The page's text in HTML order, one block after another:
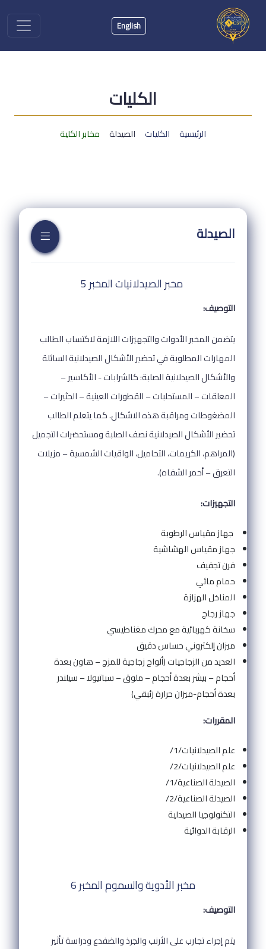
English
الكليات
الرئيسية الكليات الصيدلة مخابر الكلية
الصيدلة
مخبر الصيدلانيات المخبر 5
التوصيف:
يتضمن المخبر الأدوات والتجهيزات اللازمة لاكتساب الطالب
المهارات المطلوبة في تحضير الأشكال الصيدلانية السائلة
والأشكال الصيدلانية الصلبة: كالشرابات - الأكاسير –
المعلقات – المستحلبات – القطورات العينية – الحثيرات –
المضغوطات ومراقبة هذه الاشكال. كما يتعلم الطالب
تحضير الأشكال الصيدلانية نصف الصلبة ومستحضرات التجميل
(المراهم، الكريمات، التحاميل، الواقيات الشمسية – مزيلات
التعرق – أحمر الشفاه).
التجهيزات:
جهاز مقياس الرطوبة
جهاز مقياس الهشاشية
فرن تجفيف
حمام مائي
المناخل الهزازة
جهاز رجاج
سخانة كهربائية مع محرك مغناطيسي
ميزان إلكتروني حساس دقيق
العديد من الزجاجيات (ألواح زجاجية للمزج – هاون بعدة
أحجام – بيشر بعدة أحجام – ملوق – سباتيولا – سيلندر
بعدة أحجام-ميزان حرارة زئبقي)
المقررات:
علم الصيدلانيات/1/
علم الصيدلانيات/2/
الصيدلة الصناعية/1/
الصيدلة الصناعية/2/
التكنولوجيا الصيدلية
الرقابة الدوائية
مخبر الأدوية والسموم المخبر 6
التوصيف:
يتم إجراء تجارب على الأرنب والجرذ والضفدع ودراسة تأثير